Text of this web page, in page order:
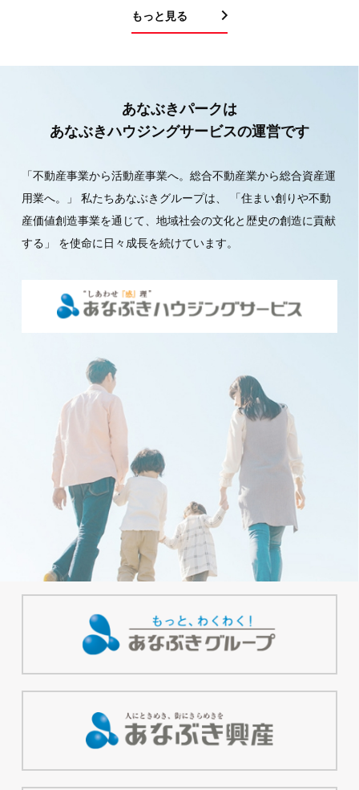
もっと見る
あなぶきパークは
あなぶきハウジングサービスの運営です
「不動産事業から活動産事業へ。総合不動産業から総合資産運
用業へ。」
私たちあなぶきグループは、
「住まい創りや不動
産価値創造事業を通じて、地域社会の文化と歴史の創造に貢献
する」
を使命に日々成長を続けています。